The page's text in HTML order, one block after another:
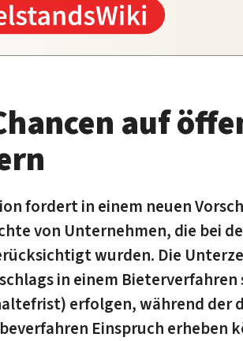
auf
fordert in einem neuen
von Unternehmen, die bei
wurden. Die
in einem Bieterverfahren
erfolgen, während der
Einspruch erheben